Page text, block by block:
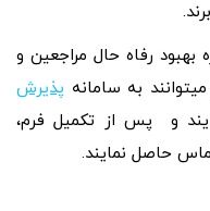
رفاه حال مراجعین و
به سامانه پذیرش
و پس از تکمیل فرم،
حاصل نمایند.